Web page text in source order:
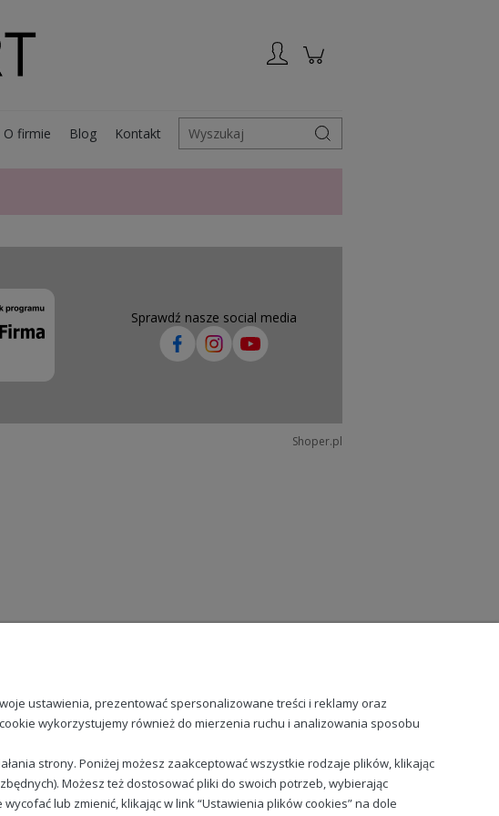
O firmie Blog Kontakt Wyszukaj
Sprawdź nasze social media
Shoper.pl
ustawienia, prezentować spersonalizowane treści i reklamy oraz
wykorzystujemy również do mierzenia ruchu i analizowania sposobu
strony. Poniżej możesz zaakceptować wszystkie rodzaje plików, klikając
Możesz też dostosować pliki do swoich potrzeb, wybierając
lub zmienić, klikając w link “Ustawienia plików cookies” na dole